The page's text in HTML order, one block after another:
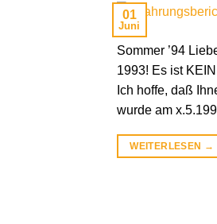
01
Juni
Sommer ’94
1993! Es ist
Ich hoffe, daß
wurde am
WEITERLESEN →